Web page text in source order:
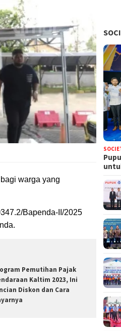
warga yang
Bapenda-II/2025
Pemutihan Pajak
Kaltim 2023, Ini
Diskon dan Cara